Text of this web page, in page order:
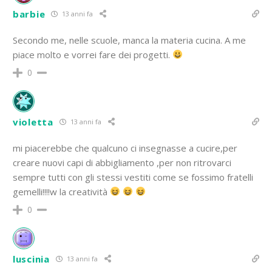
barbie 13 anni fa
Secondo me, nelle scuole, manca la materia cucina. A me
piace molto e vorrei fare dei progetti.
0
violetta 13 anni fa
mi piacerebbe che qualcuno ci insegnasse a cucire,per
creare nuovi capi di abbigliamento ,per non ritrovarci
sempre tutti con gli stessi vestiti come se fossimo fratelli
gemelli!!!!w la creatività
0
luscinia 13 anni fa